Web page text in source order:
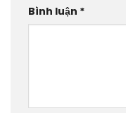
Bình luận *